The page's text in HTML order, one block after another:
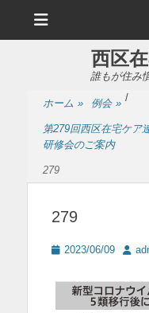
ュ
西区
誰もが住み
ホーム » 例会 » /
第279回西区在宅ケア
研修会のご案内
279
279
投
日
2023/06/09
投
者